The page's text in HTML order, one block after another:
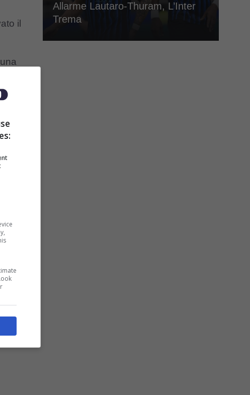
il
Allarme Lautaro-Thuram, L’Inter
Trema